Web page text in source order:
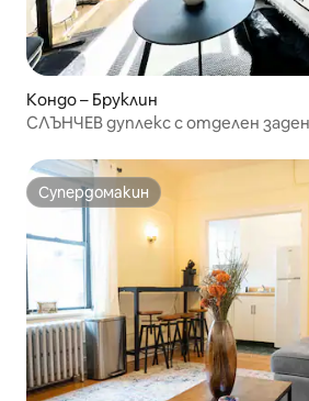
Кондо – Бруклин
СЛЪНЧЕВ дуплекс с отделен
Супердомакин
Супердомакин